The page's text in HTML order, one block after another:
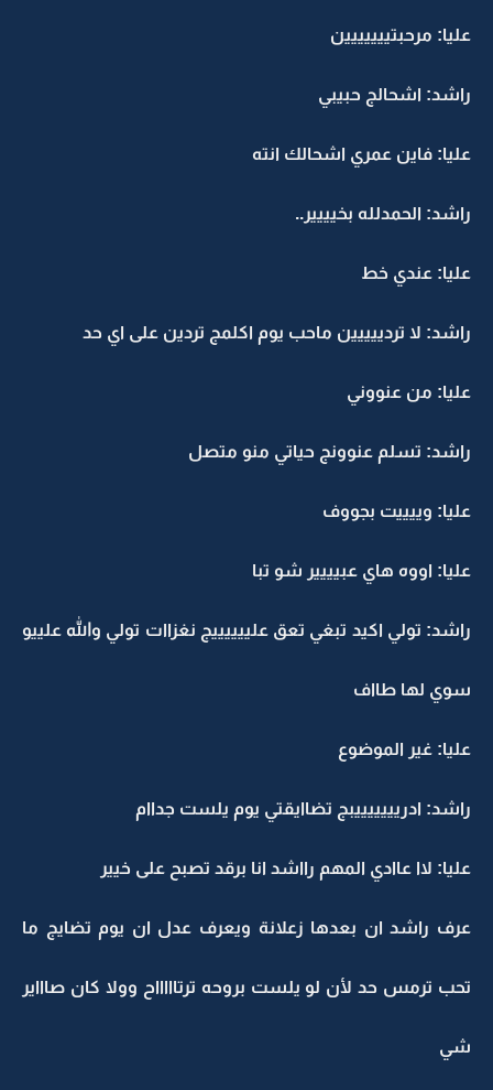
عليا: مرحبتييييييين
راشد: اشحالج حبيبي
عليا: فاين عمري اشحالك انته
راشد: الحمدلله بخيييير..
عليا: عندي خط
راشد: لا تردييييين ماحب يوم اكلمج تردين على اي حد
عليا: من عنووني
راشد: تسلم عنوونج حياتي منو متصل
عليا: وييييت بجووف
عليا: اووه هاي عبيييير شو تبا
راشد: تولي اكيد تبغي تعق علييييييج نغزاات تولي والله علييو
سوي لها طااف
عليا: غير الموضوع
راشد: ادريييييييبج تضاايقتي يوم يلست جداام
عليا: لاا عاادي المهم رااشد انا برقد تصبح على خيير
عرف راشد ان بعدها زعلانة ويعرف عدل ان يوم تضايج ما
تحب ترمس حد لأن لو يلست بروحه ترتاااااح وولا كان صاااير
شي